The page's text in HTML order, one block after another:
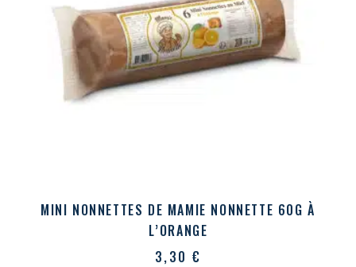
MINI NONNETTES DE MAMIE NONNETTE 60G À
L’ORANGE
3,30 €